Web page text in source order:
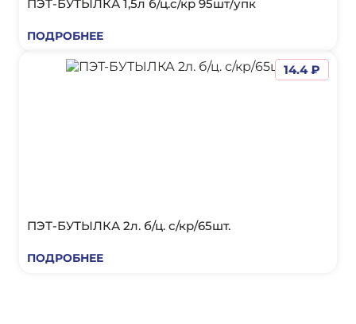
ПЭТ-БУТЫЛКА 1,5л б/ц.с/кр 95шт/упк
ПОДРОБНЕЕ
ПЭТ-БУТЫЛКА 2л. б/ц. с/кр/65шт.
ПОДРОБНЕЕ
14.4 ₽